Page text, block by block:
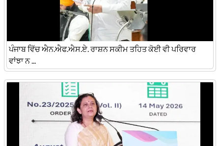
ਪੰਜਾਬ ਵਿੱਚ ਐਨ.ਐਫ.ਐਸ.ਏ. ਰਾਸ਼ਨ ਸਕੀਮ ਤਹਿਤ ਕੋਈ ਵੀ ਪਰਿਵਾਰ
ਵਾਂਝਾ ਨ ...